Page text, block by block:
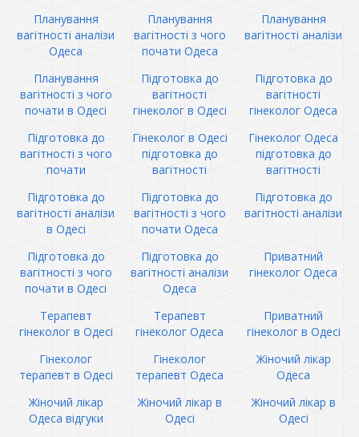
Планування
вагітності аналізи
Одеса
Планування
вагітності з чого
почати Одеса
Планування
вагітності аналізи
Планування
вагітності з чого
почати в Одесі
Підготовка до
вагітності
гінеколог в Одесі
Підготовка до
вагітності
гінеколог Одеса
Підготовка до
вагітності з чого
почати
Гінеколог в Одесі
підготовка до
вагітності
Гінеколог Одеса
підготовка до
вагітності
Підготовка до
вагітності аналізи
в Одесі
Підготовка до
вагітності з чого
почати Одеса
Підготовка до
вагітності аналізи
Підготовка до
вагітності з чого
почати в Одесі
Підготовка до
вагітності аналізи
Одеса
Приватний
гінеколог Одеса
Терапевт
гінеколог в Одесі
Терапевт
гінеколог Одеса
Приватний
гінеколог в Одесі
Гінеколог
терапевт в Одесі
Гінеколог
терапевт Одеса
Жіночий лікар
Одеса
Жіночий лікар
Одеса відгуки
Жіночий лікар в
Одесі
Жіночий лікар в
Одесі